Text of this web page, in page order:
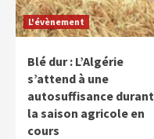
L'évènement
Blé dur : L’Algérie
s’attend à une
autosuffisance durant
la saison agricole en
cours